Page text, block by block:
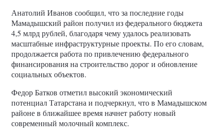
Анатолий Иванов сообщил, что за последние годы
Мамадышский район получил из федерального бюджета
4,5 млрд рублей, благодаря чему удалось реализовать
масштабные инфраструктурные проекты. По его словам,
продолжается работа по привлечению федерального
финансирования на строительство дорог и обновление
социальных объектов.
Федор Батков отметил высокий экономический
потенциал Татарстана и подчеркнул, что в Мамадышском
районе в ближайшее время начнет работу новый
современный молочный комплекс.